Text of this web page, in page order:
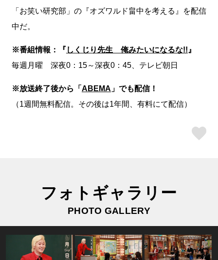
「お笑い研究部」の『オズワルド畠中を考える』を配信
中だ。
※番組情報：『 しくじり先生 俺みたいになるな!! 』
毎週月曜 深夜0： 15～深夜0： 45、テレビ朝日
※放送終了後から「ABEMA 」でも配信！
（1週間無料配信。その後は1年間、有料にて配信）
フォトギャラリー
PHOTO GALLERY